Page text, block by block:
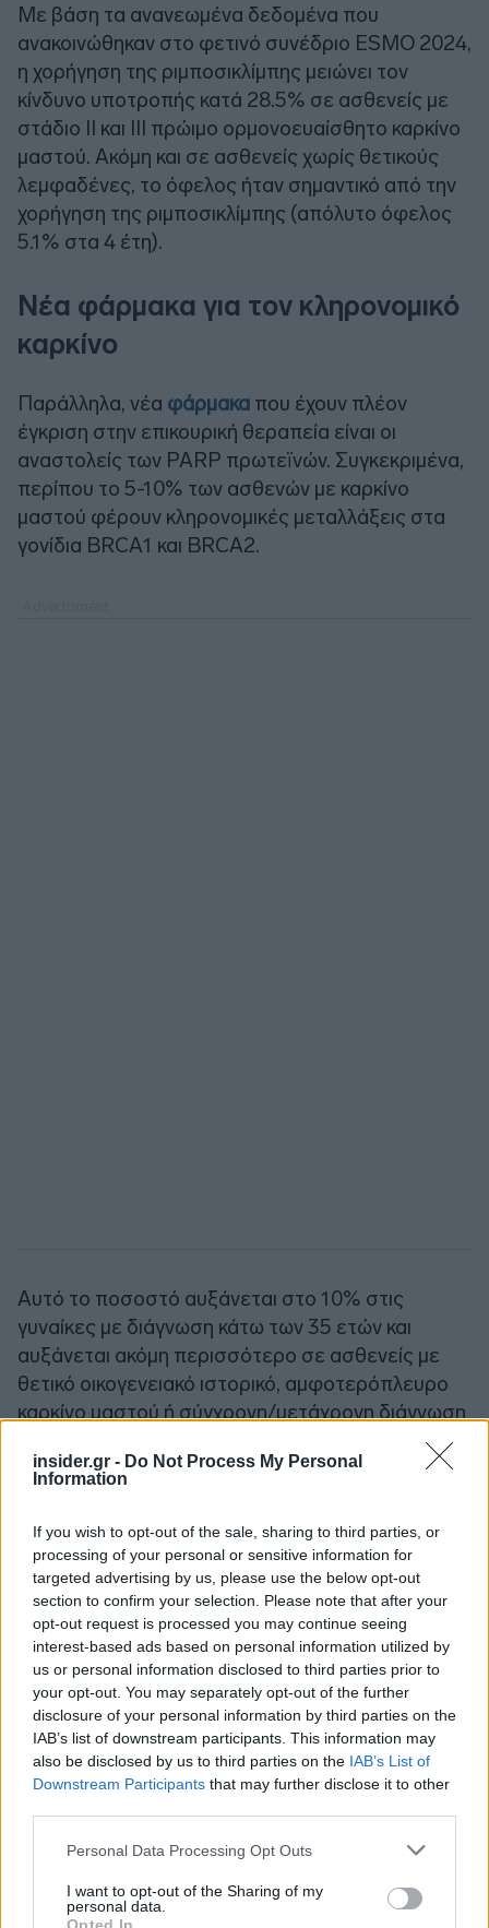
insider.gr - Do Not Process My Personal
Information
If you wish to opt-out of the sale, sharing to third parties, or
processing of your personal or sensitive information for
targeted advertising by us, please use the below opt-out
section to confirm your selection. Please note that after your
opt-out request is processed you may continue seeing
interest-based ads based on personal information utilized by
us or personal information disclosed to third parties prior to
your opt-out. You may separately opt-out of the further
disclosure of your personal information by third parties on the
IAB’s list of downstream participants. This information may
also be disclosed by us to third parties on the IAB’s List of
Downstream Participants that may further disclose it to other
Please note that this website/app uses one or more Google
not limited to your visit or usage behaviour. You may click to
grant or deny consent to Google and its third-party tags to
Personal Data Processing Opt Outs
I want to opt-out of the Sharing of my
personal data.
Με βάση τα ανανεωμένα δεδομένα που
ανακοινώθηκαν στο φετινό συνέδριο ESMO 2024,
η χορήγηση της ριμποσικλίμπης μειώνει τον
κίνδυνο υποτροπής κατά 28.5% σε ασθενείς με
στάδιο ΙΙ και ΙΙΙ πρώιμο ορμονοευαίσθητο καρκίνο
μαστού. Ακόμη και σε ασθενείς χωρίς θετικούς
λεμφαδένες, το όφελος ήταν σημαντικό από την
χορήγηση της ριμποσικλίμπης (απόλυτο όφελος
5.1% στα 4 έτη).
Νέα φάρμακα για τον κληρονομικό
καρκίνο
Παράλληλα, νέα φάρμακα που έχουν πλέον
έγκριση στην επικουρική θεραπεία είναι οι
αναστολείς των PARP πρωτεϊνών. Συγκεκριμένα,
περίπου το 5-10% των ασθενών με καρκίνο
μαστού φέρουν κληρονομικές μεταλλάξεις στα
γονίδια BRCA1 και BRCA2.
Αυτό το ποσοστό αυξάνεται στο 10% στις
γυναίκες με διάγνωση κάτω των 35 ετών και
αυξάνεται ακόμη περισσότερο σε ασθενείς με
θετικό οικογενειακό ιστορικό, αμφοτερόπλευρο
καρκίνο μαστού ή σύγχρονη/μετάχρονη διάγνωση
όφελος από την επικουρική χορήγηση του PARP
υψηλού κινδύνου με ορμονοευαίσθητο και τριπλά
αρνητικό καρκίνο μαστού που φέρουν
μεταλλάξεις στα γονίδια BRCA1/2. Συγκεκριμένα,
η χορήγηση της ολαπαρίμπης για 1 έτοςμειώνει
τον κίνδυνο θανάτου κατά 32%.
Μείωση υποτροπών σε HER2 -
θετικό καρκίνο
Περίπου 20% των ασθενών με καρκίνο του
αυτού του γονιδίου σε έναν όγκο αποτελεί
αυξητικό παράγοντα πολλαπλασιασμού των
κυττάρων του καθώς και παράγοντα αυξημένης